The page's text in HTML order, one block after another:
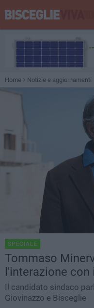
Home Notizie e aggiornamenti
SPECIALE
Tommaso
l'interazione
Il candidato sindaco
Giovinazzo e Bisceglie